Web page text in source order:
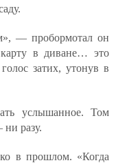
— пробормотал он
в диване… это
затих, утонув в
услышанное. Том
разу.
в прошлом. «Когда